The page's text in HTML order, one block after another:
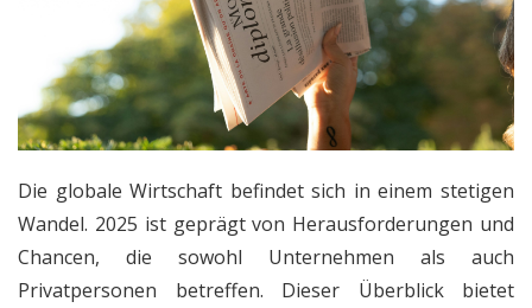
Die globale Wirtschaft befindet sich in einem stetigen
Wandel. 2025 ist geprägt von Herausforderungen und
Chancen, die sowohl Unternehmen als auch
Privatpersonen betreffen. Dieser Überblick bietet